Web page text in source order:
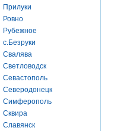
Прилуки
Ровно
Рубежное
с.Безруки
Свалява
Светловодск
Севастополь
Северодонецк
Симферополь
Сквира
Славянск